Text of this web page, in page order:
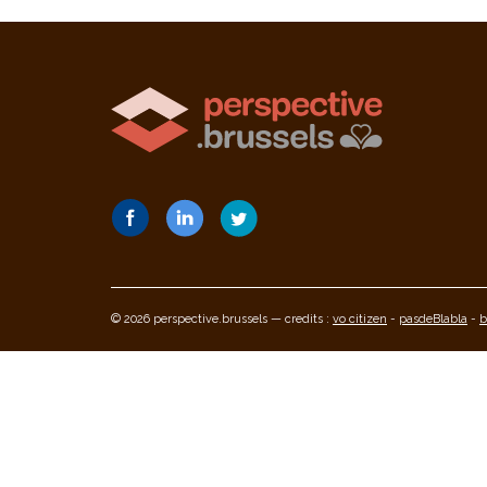
© 2026 perspective.brussels — credits : vo citizen - pasdeBlabla -